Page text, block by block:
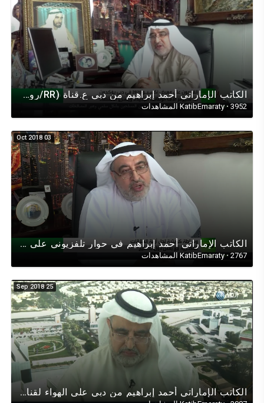
الكاتب الإماراتي أحمد إبراهيم من دبي ع.قناة (RR/روسيا اليوم) في حواراقتصادي عن أبعاد وآفاق إكسبو2020
KatibEmaraty · 3952 المشاهدات
03 Oct 2018
الكاتب اﻹماراتي أحمد إبراهيم في حوار تلفزيوني على قناةRT حول(قطر) ودول مجلس التعاون الخليجي في اليمن
KatibEmaraty · 2767 المشاهدات
25 Sep 2018
الكاتب الإماراتي أحمد إبراهيم من دبي على الهواء لقناة الغد العربي في حوار عن الممرات الآمنة في اليمن